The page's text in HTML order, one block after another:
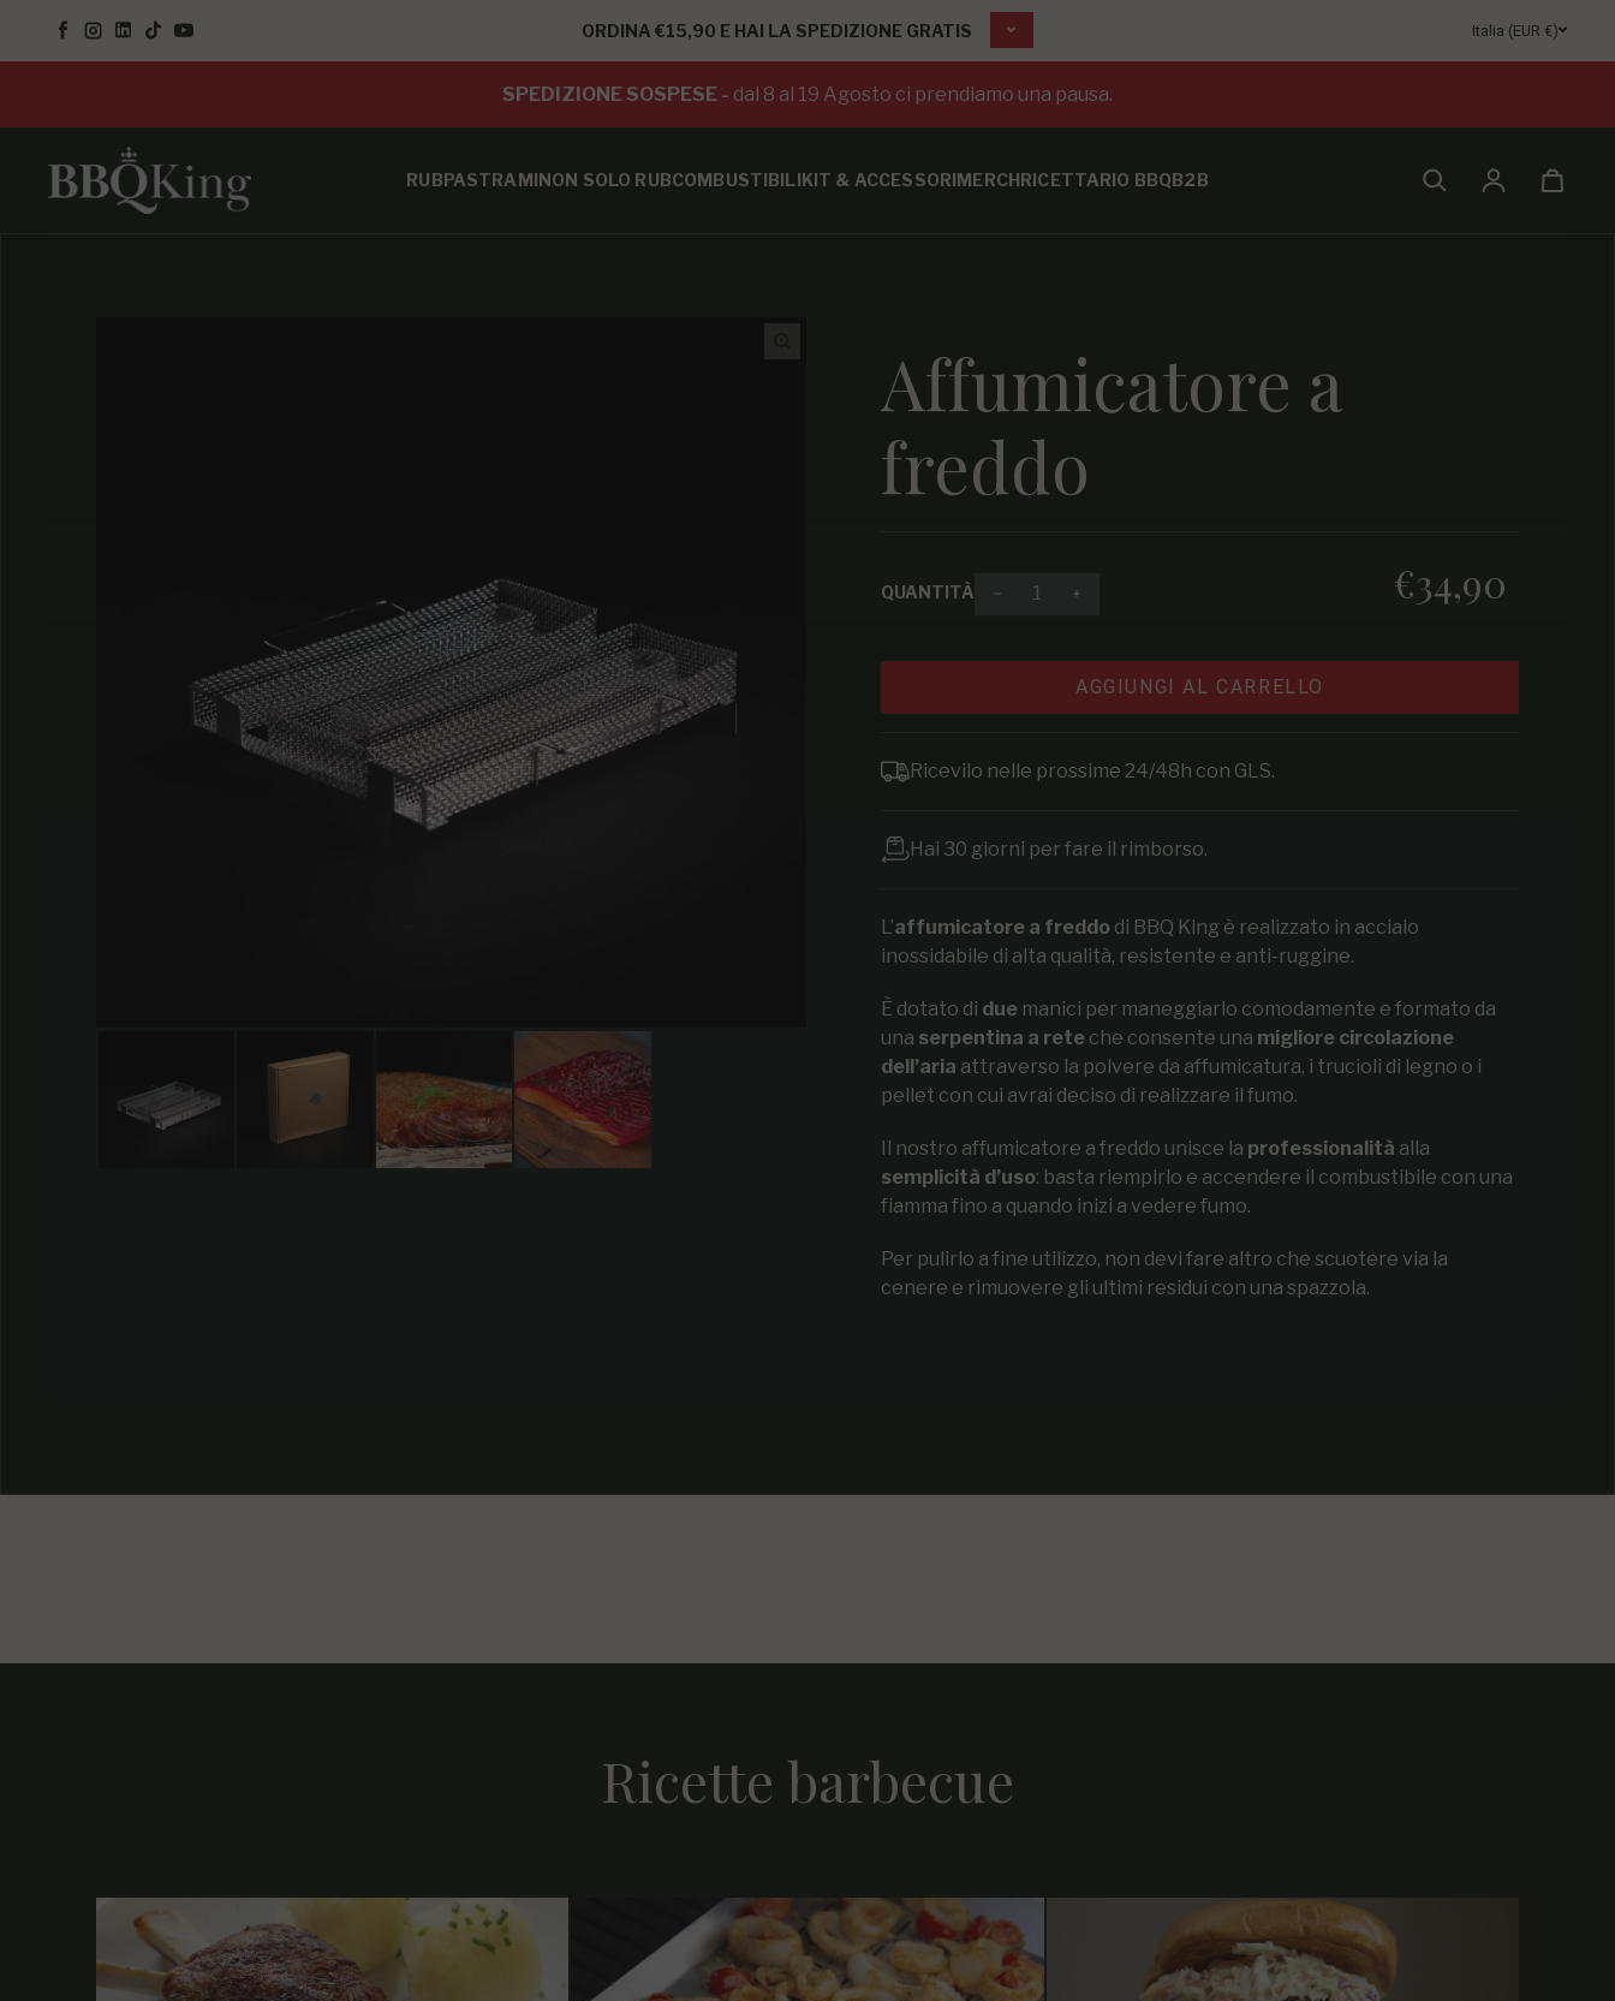
Facebook
Instagram
LinkedIn
TikTokYouTube
ORDINA €15,90 E HAI LA SPEDIZIONE GRATIS Italia (EUR €)
SPEDIZIONE SOSPESE - dal 8 al 19 Agosto ci prendiamo una pausa.
RUBPASTRAMINON SOLO RUBCOMBUSTIBILIKIT & ACCESSORIMERCHRICETTARIO BBQB2B
Accesso
Affumicatore a
freddo
QUANTITÀ
Diminuire la quantità per Affumicatore a freddo
Aumenta la quantità per Affumicatore a freddo
Prezzo regolare
€34,90
AGGIUNGI AL CARRELLO
Ricevilo nelle prossime 24/48h con GLS.
Hai 30 giorni per fare il rimborso.
L’affumicatore a freddodi BBQ King è realizzato in acciaio
inossidabile di alta qualità, resistente e anti-ruggine.
È dotato di due manici per maneggiarlo comodamente e formato da
una serpentina a reteche consente una migliore circolazione
dell’aria attraverso la polvere da affumicatura, i trucioli di legno o i
pellet con cui avrai deciso di realizzare il fumo.
Il nostro affumicatore a freddo unisce la professionalità alla
semplicità d’uso: basta riempirlo e accendere il combustibile con una
fiamma fino a quando inizi a vedere fumo.
Per pulirlo a fine utilizzo, non devi fare altro che scuotere via la
cenere e rimuovere gli ultimi residui con una spazzola.
Ricette barbecue